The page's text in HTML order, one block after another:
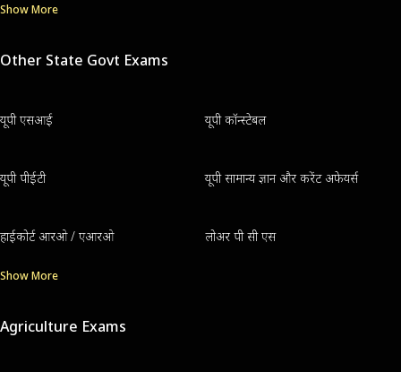
Show More
Other State Govt Exams
यूपी एसआई यूपी कॉन्स्टेबल
यूपी पीईटी यूपी सामान्य ज्ञान और करेंट अफेयर्स
हाईकोर्ट आरओ / एआरओ लोअर पी सी एस
Show More
Agriculture Exams